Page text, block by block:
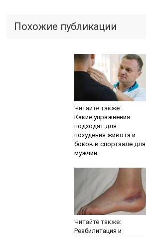
Похожие публикации
Читайте также:
Какие упражнения
подходят для
похудения живота и
боков в спортзале для
мужчин
Читайте также:
Реабилитация и